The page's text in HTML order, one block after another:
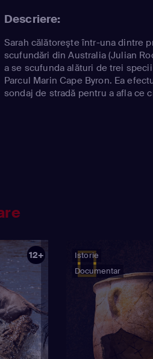
Descriere:
Sarah călătoreşte într-una dintre
scufundări din Australia (Julian
a se scufunda alături de trei
Parcul Marin Cape Byron. Ea
sondaj de stradă pentru a afla ce
12+
Istorie
Documentar